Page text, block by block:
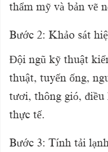
thẩm mỹ và bản vẽ
Bước 2: Khảo sát
Đội ngũ kỹ thuật
thuật, tuyến ống,
tươi, thông gió,
thực tế.
Bước 3: Tính tải